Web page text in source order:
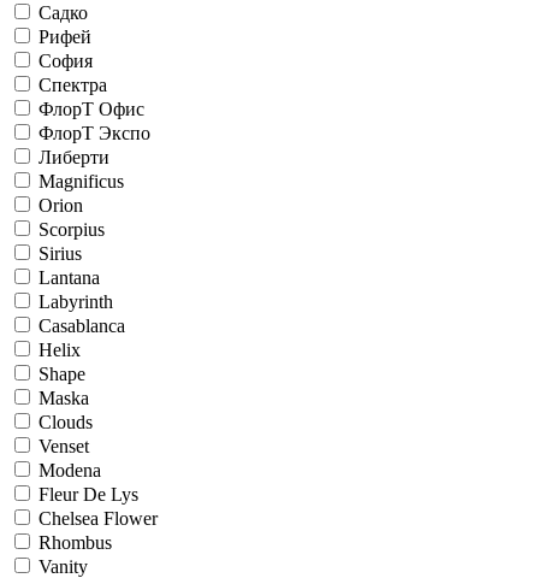
Садко
Рифей
София
Спектра
ФлорТ Офис
ФлорТ Экспо
Либерти
Magnificus
Orion
Scorpius
Sirius
Lantana
Labyrinth
Casablanca
Helix
Shape
Maska
Clouds
Venset
Modena
Fleur De Lys
Chelsea Flower
Rhombus
Vanity